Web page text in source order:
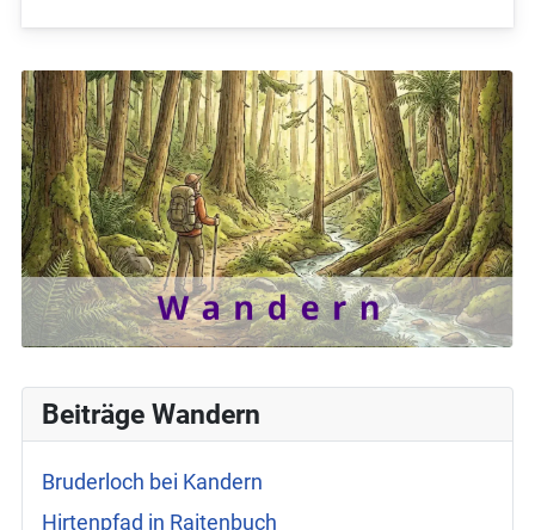
Beiträge Wandern
Bruderloch bei Kandern
Hirtenpfad in Raitenbuch